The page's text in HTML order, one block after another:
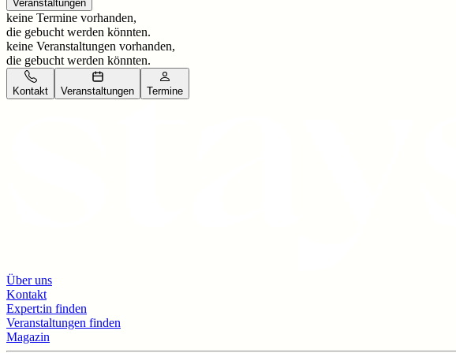
Veranstaltungen
keine Termine vorhanden,
die gebucht werden könnten.
keine Veranstaltungen vorhanden,
die gebucht werden könnten.
Kontakt Veranstaltungen Termine
Über uns
Kontakt
Expert:in finden
Veranstaltungen finden
Magazin